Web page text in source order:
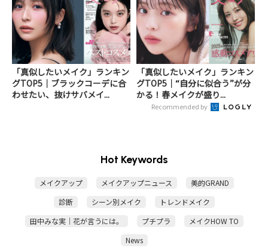
「真似したいメイク」ランキン
グTOP5｜ブラックコーデに合
わせたい、抜けサバメイ...
「真似したいメイク」ランキン
グTOP5｜“自分に似合う”が分
かる！春メイクが盛り...
Recommended by
Hot Keywords
メイクアップ メイクアップニュース
美的GRAND
診断
シーン別メイク
トレンドメイク
田中みな実｜花が言うには。
プチプラ
メイクHOW TO
News